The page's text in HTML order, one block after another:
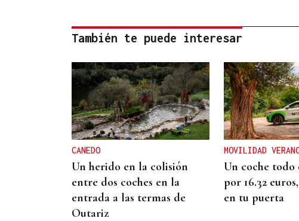
También te puede interesar
CANEDO
Un herido en la colisión
entre dos coches en la
entrada a las termas de
Outariz
MOVILIDAD
Un coche todo
por 16.32
en tu puerta